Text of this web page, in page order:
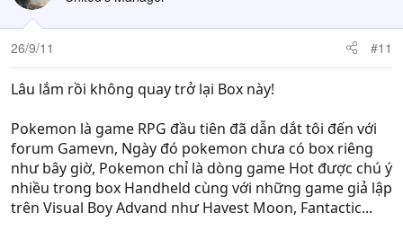
26/9/11 #11
Lâu lắm rồi không quay trở lại Box này!
Pokemon là game RPG đầu tiên đã dẫn dắt tôi đến với
forum Gamevn, Ngày đó pokemon chưa có box riêng
như bây giờ, Pokemon chỉ là dòng game Hot được chú ý
nhiều trong box Handheld cùng với những game giả lập
trên Visual Boy Advand như Havest Moon, Fantactic...